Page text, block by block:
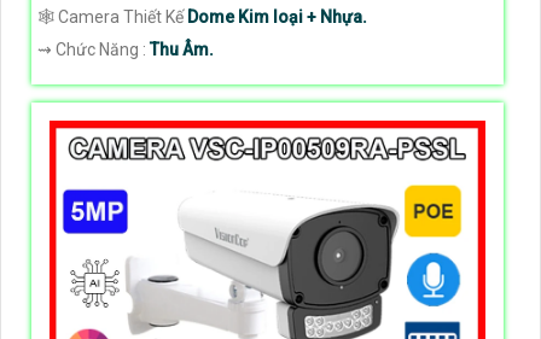
🕸️ Camera Thiết Kế Dome Kim loại + Nhựa.
️⇝ Chức Năng :Thu Âm.